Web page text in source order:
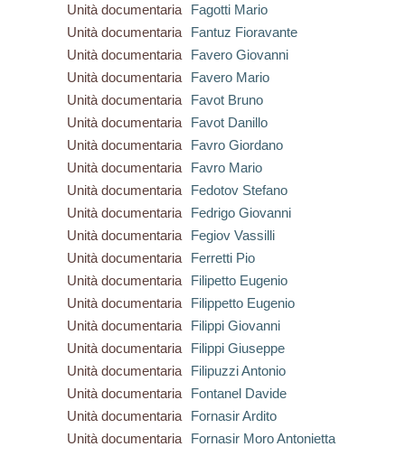
Unità documentaria
Fagotti Mario
Unità documentaria
Fantuz Fioravante
Unità documentaria
Favero Giovanni
Unità documentaria
Favero Mario
Unità documentaria
Favot Bruno
Unità documentaria
Favot Danillo
Unità documentaria
Favro Giordano
Unità documentaria
Favro Mario
Unità documentaria
Fedotov Stefano
Unità documentaria
Fedrigo Giovanni
Unità documentaria
Fegiov Vassilli
Unità documentaria
Ferretti Pio
Unità documentaria
Filipetto Eugenio
Unità documentaria
Filippetto Eugenio
Unità documentaria
Filippi Giovanni
Unità documentaria
Filippi Giuseppe
Unità documentaria
Filipuzzi Antonio
Unità documentaria
Fontanel Davide
Unità documentaria
Fornasir Ardito
Unità documentaria
Fornasir Moro Antonietta